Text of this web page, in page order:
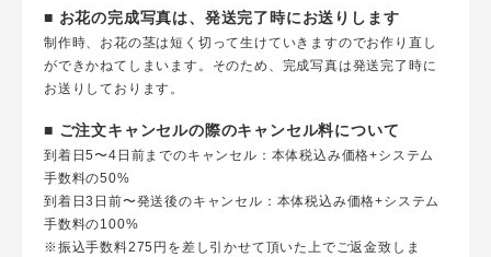
■ お花の完成写真は、発送完了時にお送りします
制作時、お花の茎は短く切って生けていきますのでお作り直し
ができかねてしまいます。そのため、完成写真は発送完了時に
お送りしております。
■ ご注文キャンセルの際のキャンセル料について
到着日5〜4日前までのキャンセル：本体税込み価格+システム
手数料の50%
到着日3日前〜発送後のキャンセル：本体税込み価格+システム
手数料の100%
※振込手数料275円を差し引かせて頂いた上でご返金致しま